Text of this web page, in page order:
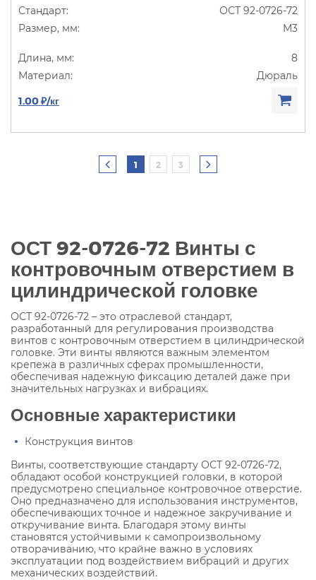
ОСТ 92-0726-72
М3
8
Дюраль
1.00 ₽/кг
1 2 3
ОСТ 92-0726-72 Винты с
контровочным отверстием в
цилиндрической головке
ОСТ 92-0726-72 – это отраслевой стандарт,
разработанный для регулирования производства
винтов с контровочным отверстием в цилиндрической
головке. Эти винты являются важным элементом
крепежа в различных сферах промышленности,
обеспечивая надежную фиксацию деталей даже при
значительных нагрузках и вибрациях.
Основные характеристики
Конструкция винтов
Винты, соответствующие стандарту ОСТ 92-0726-72,
обладают особой конструкцией головки, в которой
предусмотрено специальное контровочное отверстие.
Оно предназначено для использования инструментов,
обеспечивающих точное и надежное закручивание и
откручивание винта. Благодаря этому винты
становятся устойчивыми к самопроизвольному
отворачиванию, что крайне важно в условиях
эксплуатации под воздействием вибраций и других
механических воздействий.